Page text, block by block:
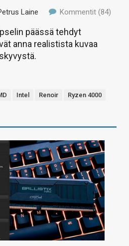
Laine Kommentit (84)
päässä tehdyt
anna realistista kuvaa
Intel Renoir
Ryzen 4000